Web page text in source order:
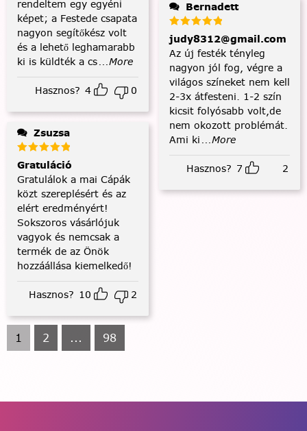
rendeltem egy egyéni
képet; a Festede csapata
nagyon segítőkész volt
és a lehető leghamarabb
ki is küldték a cs...More
Hasznos? 4 0
Zsuzsa
Gratuláció
Gratulálok a mai Cápák
közt szereplésért és az
elért eredményért!
Sokszoros vásárlójuk
vagyok és nemcsak a
termék de az Önök
hozzáállása kiemelkedő!
Hasznos? 10 2
Bernadett
judy8312@gmail.com
Az új festék tényleg
nagyon jól fog, végre a
világos színeket nem kell
2-3x átfesteni. 1-2 szín
kicsit folyósabb volt,de
nem okozott problémát.
Ami ki ...More
Hasznos? 7 2
1 2 ... 98